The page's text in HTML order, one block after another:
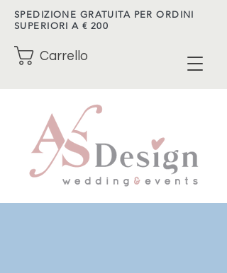
SPEDIZIONE GRATUITA PER ORDINI
SUPERIORI A € 200
Carrello